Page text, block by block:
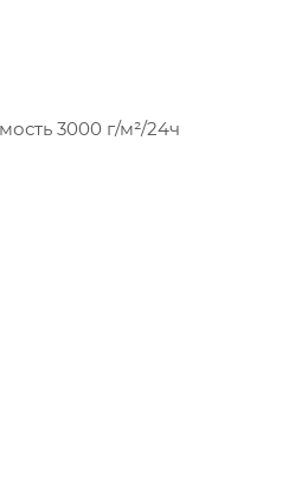
3000 г/м²/24ч